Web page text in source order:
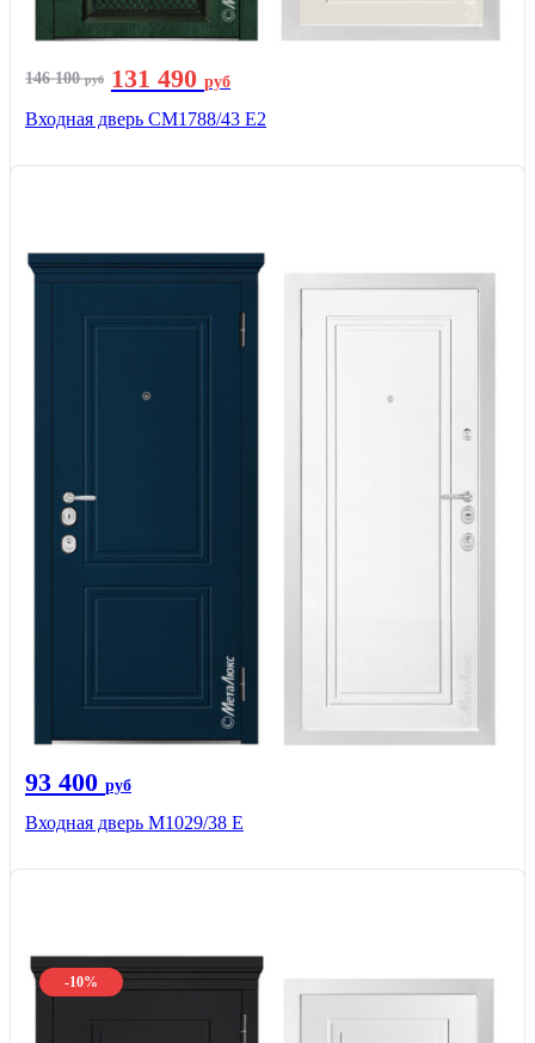
146 100руб 131 490 руб
Входная дверь СМ1788/43 E2
93 400 руб
Входная дверь М1029/38 E
-10%